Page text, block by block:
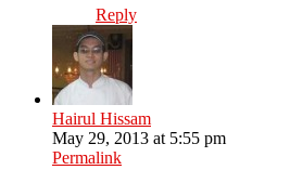
Reply
Hairul Hissam
May 29, 2013 at 5:55 pm
Permalink